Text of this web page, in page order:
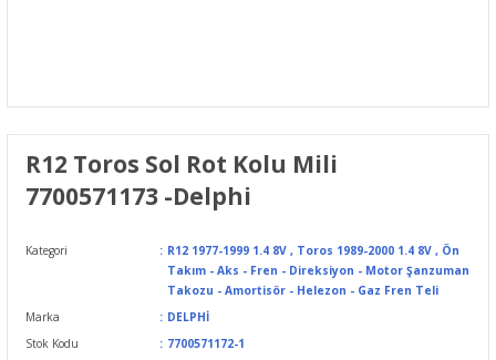
R12 Toros Sol Rot Kolu Mili
7700571173 -Delphi
Kategori R12 1977-1999 1.4 8V , Toros 1989-2000 1.4 8V , Ön
Takım - Aks - Fren - Direksiyon - Motor Şanzuman
Takozu - Amortisör - Helezon - Gaz Fren Teli
Marka
DELPHİ
Stok Kodu
7700571172-1